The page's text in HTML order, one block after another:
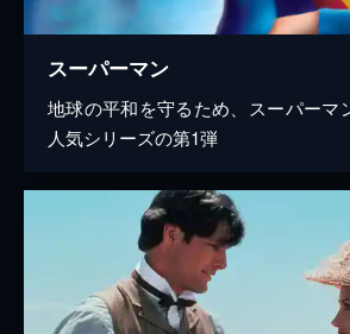
スーパーマン
地球の平和を守るため、スーパーマ
人気シリーズの第1弾